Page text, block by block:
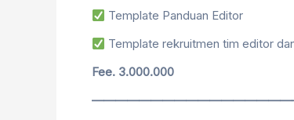
Template Panduan Editor
Template rekruitmen tim editor
Fee. 3.000.000